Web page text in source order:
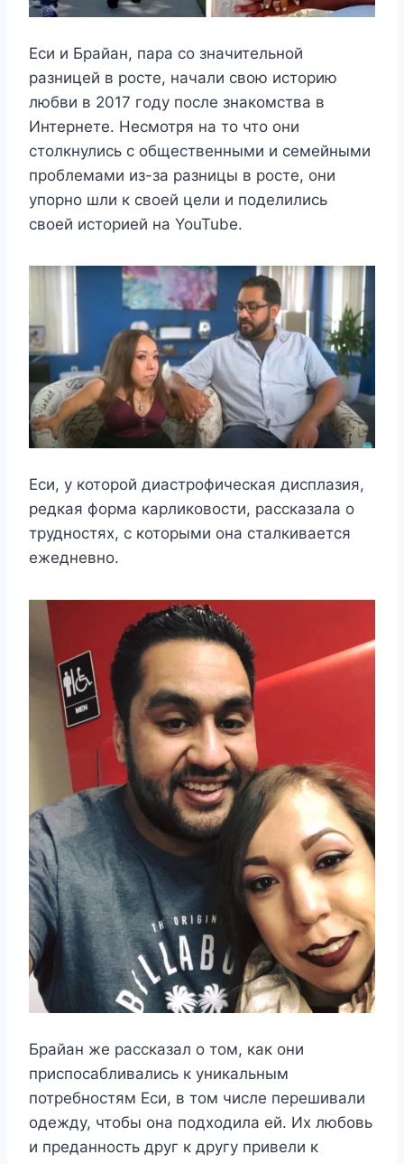
Еси и Брайан, пара со значительной
разницей в росте, начали свою историю
любви в 2017 году после знакомства в
Интернете. Несмотря на то что они
столкнулись с общественными и семейными
проблемами из-за разницы в росте, они
упорно шли к своей цели и поделились
своей историей на YouTube.
Еси, у которой диастрофическая дисплазия,
редкая форма карликовости, рассказала о
трудностях, с которыми она сталкивается
ежедневно.
Брайан же рассказал о том, как они
приспосабливались к уникальным
потребностям Еси, в том числе перешивали
одежду, чтобы она подходила ей. Их любовь
и преданность друг к другу привели к